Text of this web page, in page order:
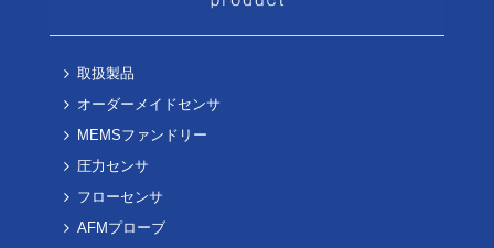
取扱製品
オーダーメイドセンサ
MEMSファンドリー
圧力センサ
フローセンサ
AFMプローブ